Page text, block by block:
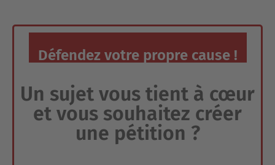
Défendez votre propre cause !
Un sujet vous tient à cœur
et vous souhaitez créer
une pétition ?